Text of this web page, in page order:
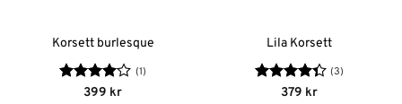
Korsett burlesque
Betygsatt
(1)
399 kr
Lila Korsett
Betygsatt
(3)
379 kr